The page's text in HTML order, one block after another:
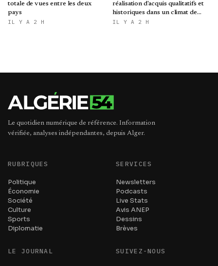
totale de vues entre les deux
pays
IL Y A 2 H
réalisation d'acquis qualitatifs et
historiques dans un climat de
sécurité et de stabilité
IL Y A 2 H
Le quotidien numérique de référence. Information
vérifiée, analyses indépendantes, depuis Alger.
RUBRIQUES
Politique
Économie
Société
Culture
Sports
Diplomatie
SERVICES
Newsletters
Podcasts
Live Stats
Avis ANEP
Dessins
Brèves
LE JOURNAL SUIVEZ-NOUS